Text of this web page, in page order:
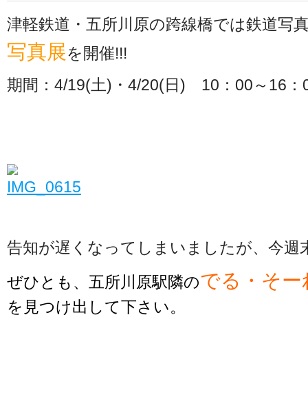
津軽鉄道・五所川原の跨線橋では鉄道写
写真展を開催!!!
期間：4/19(土)・4/20(日) 10：00～16：
告知が遅くなってしまいましたが、今週
ぜひとも、五所川原駅隣のでる・そー
を見つけ出して下さい。